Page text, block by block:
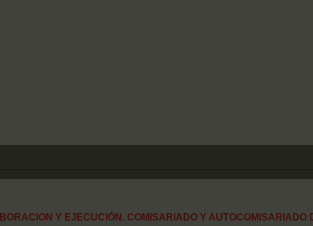
Y EJECUCIÓN. COMISARIADO Y AUTOCOMISARIADO